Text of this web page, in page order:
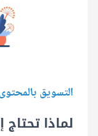
التسويق بالمحتوى
لماذا